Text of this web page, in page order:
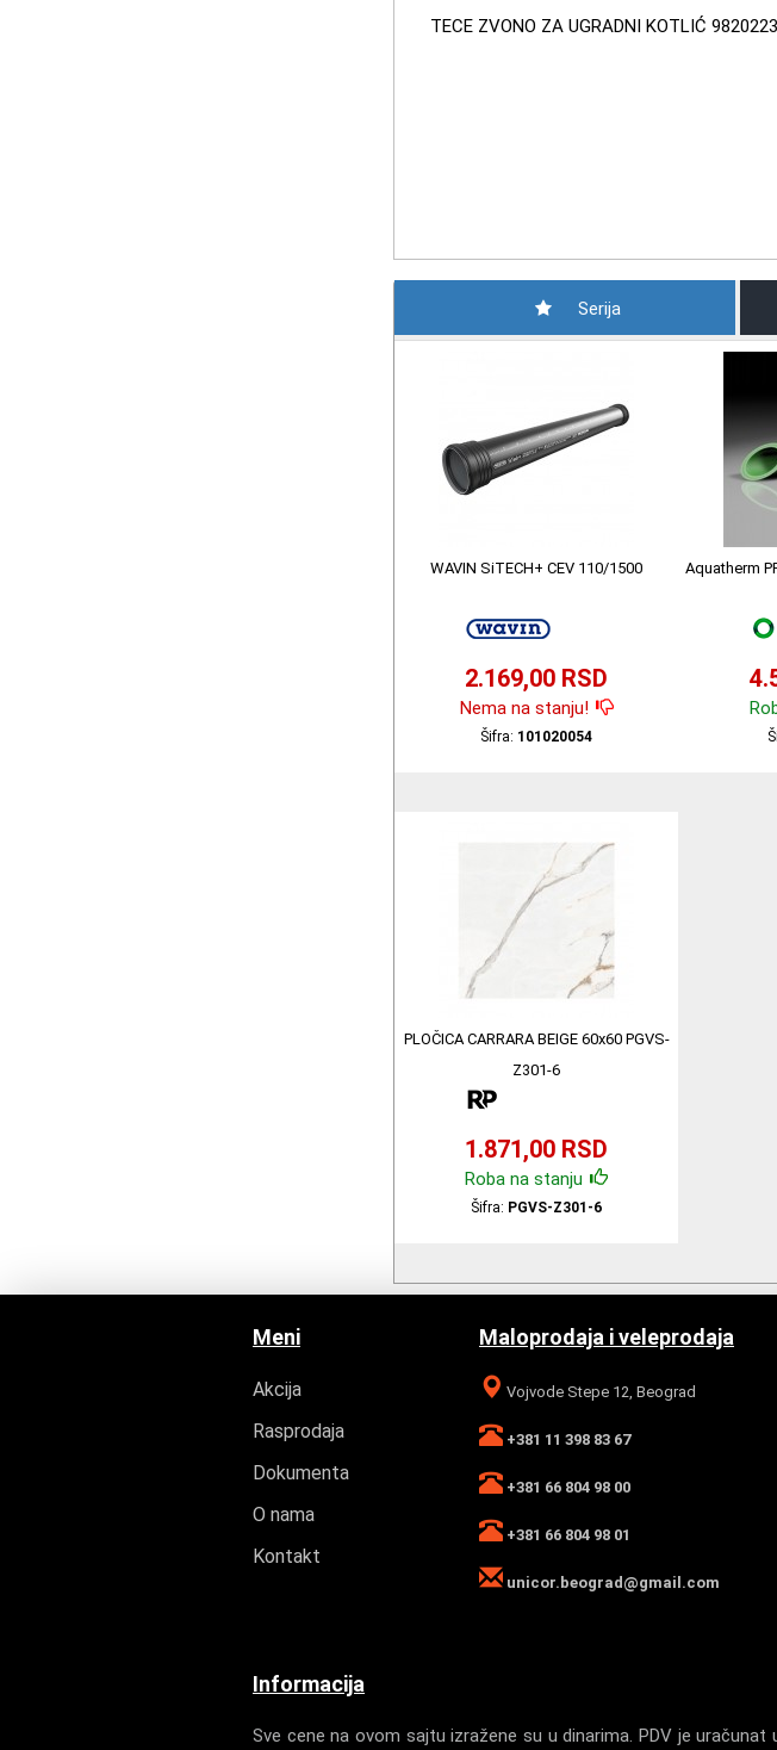
TECE ZVONO ZA UGRADNI KOTLIĆ 9820223
Serija
WAVIN SiTECH+ CEV 110/1500
2.169,00 RSD
Nema na stanju!
Šifra: 101020054
Aquatherm
PLOČICA CARRARA BEIGE 60x60 PGVS-
Z301-6
1.871,00 RSD
Roba na stanju
Šifra: PGVS-Z301-6
Meni
Akcija
Rasprodaja
Dokumenta
O nama
Kontakt
Maloprodaja i veleprodaja
Vojvode Stepe 12, Beograd
+381 11 398 83 67
+381 66 804 98 00
+381 66 804 98 01
unicor.beograd@gmail.com
Informacija
Sve cene na ovom sajtu izražene su u dinarima. PDV je